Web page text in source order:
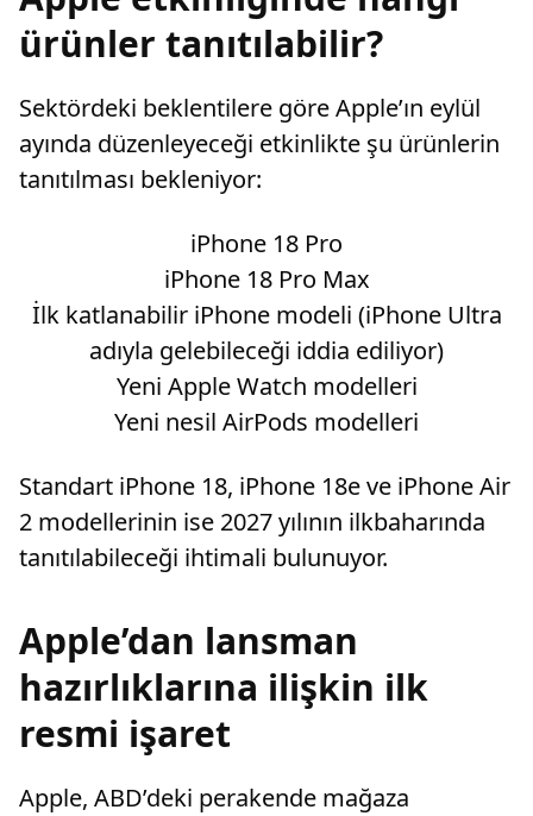
ürünler tanıtılabilir?
Sektördeki beklentilere göre Apple’ın eylül
ayında düzenleyeceği etkinlikte şu ürünlerin
tanıtılması bekleniyor:
iPhone 18 Pro
iPhone 18 Pro Max
İlk katlanabilir iPhone modeli (iPhone Ultra
adıyla gelebileceği iddia ediliyor)
Yeni Apple Watch modelleri
Yeni nesil AirPods modelleri
Standart iPhone 18, iPhone 18e ve iPhone Air
2 modellerinin ise 2027 yılının ilkbaharında
tanıtılabileceği ihtimali bulunuyor.
Apple’dan lansman
hazırlıklarına ilişkin ilk
resmi işaret
Apple, ABD’deki perakende mağaza